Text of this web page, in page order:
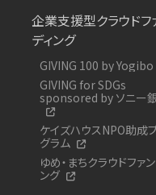
企業支援型クラウドフ
ディング
GIVING 100 by Yogibo
GIVING for SDGs
sponsored by ソニー
ケイズハウスNPO助成
グラム
ゆめ・まちクラウドファ
ング